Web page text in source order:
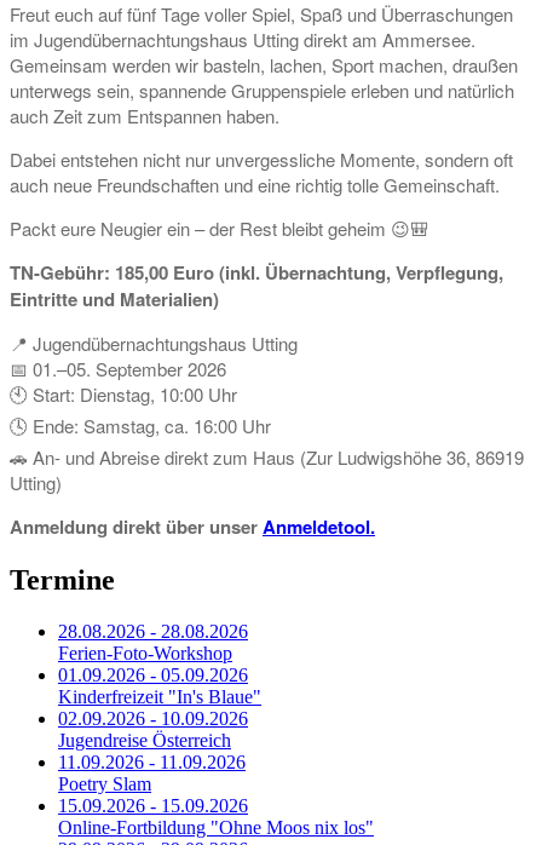
Freut euch auf fünf Tage voller Spiel, Spaß und Überraschungen
im Jugendübernachtungshaus Utting direkt am Ammersee.
Gemeinsam werden wir basteln, lachen, Sport machen, draußen
unterwegs sein, spannende Gruppenspiele erleben und natürlich
auch Zeit zum Entspannen haben.
Dabei entstehen nicht nur unvergessliche Momente, sondern oft
auch neue Freundschaften und eine richtig tolle Gemeinschaft.
Packt eure Neugier ein – der Rest bleibt geheim 😉🎒
TN-Gebühr: 185,00 Euro (inkl. Übernachtung, Verpflegung,
Eintritte und Materialien)
📍 Jugendübernachtungshaus Utting
📅 01.–05. September 2026
🕙 Start: Dienstag, 10:00 Uhr
🕓 Ende: Samstag, ca. 16:00 Uhr
🚗 An- und Abreise direkt zum Haus (Zur Ludwigshöhe 36, 86919
Utting)
Anmeldung direkt über unserAnmeldetool.
Termine
28.08.2026 - 28.08.2026
Ferien-Foto-Workshop
01.09.2026 - 05.09.2026
Kinderfreizeit "In's Blaue"
02.09.2026 - 10.09.2026
Jugendreise Österreich
11.09.2026 - 11.09.2026
Poetry Slam
15.09.2026 - 15.09.2026
Online-Fortbildung "Ohne Moos nix los"